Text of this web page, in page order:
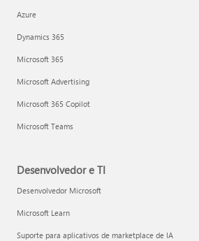
Azure
Dynamics 365
Microsoft 365
Microsoft Advertising
Microsoft 365 Copilot
Microsoft Teams
Desenvolvedor e TI
Desenvolvedor Microsoft
Microsoft Learn
Suporte para aplicativos de marketplace de IA